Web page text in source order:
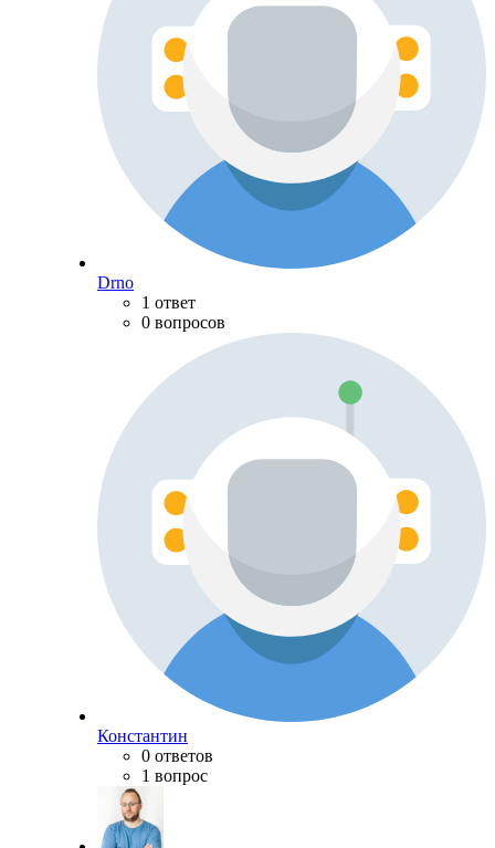
Drno
1 ответ
0 вопросов
Константин
0 ответов
1 вопрос